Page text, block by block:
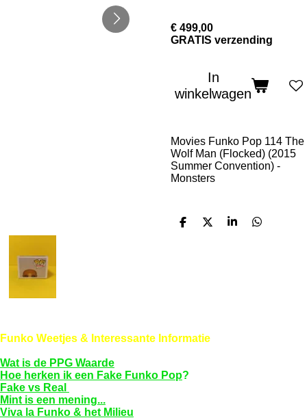
€ 499,00
GRATIS verzending
In
winkelwagen
Movies Funko Pop 114 The
Wolf Man (Flocked) (2015
Summer Convention) -
Monsters
D
D
S
D
Funko Weetjes & Interessante Informatie
Wat is de PPG Waarde
Hoe herken ik een Fake Funko Pop?
Fake vs Real
Mint is een mening...
Viva la Funko & het Milieu